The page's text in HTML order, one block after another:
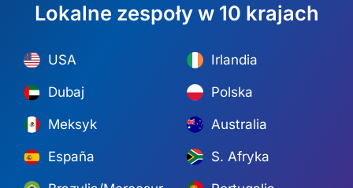
Lokalne zespoły w 10 krajach
USA
Dubaj
Meksyk
España
Irlandia
Polska
Australia
S. Afryka